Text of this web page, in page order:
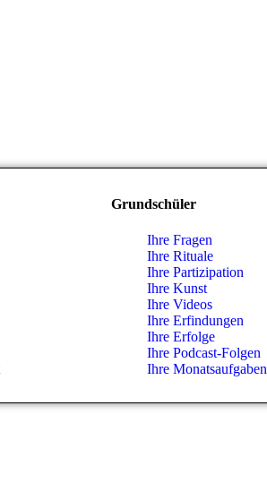
Grundschüler
Ihre Fragen
Ihre Rituale
Ihre Partizipation
Ihre Kunst
Ihre Videos
Ihre Erfindungen
Ihre Erfolge
Ihre Podcast-Folgen
Ihre Monatsaufgaben